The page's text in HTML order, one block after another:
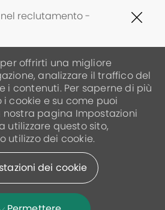
reclutamento -
offrirti una migliore
analizzare il traffico del
i contenuti. Per saperne di più
cookie e su come puoi
pagina Impostazioni
utilizzare questo sito,
utilizzo dei cookie.
dei cookie